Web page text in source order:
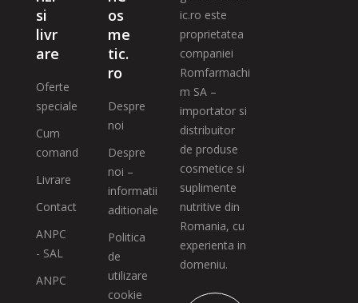
si
livr
are
Oferte
speciale
Cum
comand
Livrare
Contact
ANPC
- SAL
ANPC
os
me
tic.
ro
Despre
noi
Despre
noi –
informatii
aditionale
Politica
de
utilizare
cookie
ic.ro este
proprietatea
companiei
Romfarmachi
m SA –
importator si
distribuitor
de produse
cosmetice si
suplimente
nutritive din
Romania, cu
experienta in
domeniu.